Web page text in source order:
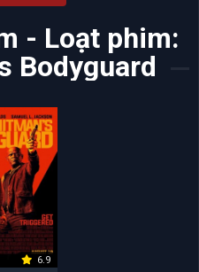
- Loạt phim:
Bodyguard
6.9